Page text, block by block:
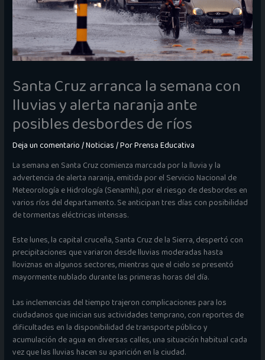
Santa Cruz arranca la semana con
lluvias y alerta naranja ante
posibles desbordes de ríos
Deja un comentario/Noticias/ PorPrensa Educativa
La semana en Santa Cruz comienza marcada por la lluvia y la
advertencia de alerta naranja, emitida por el Servicio Nacional de
Meteorología e Hidrología (Senamhi), por el riesgo de desbordes en
varios ríos del departamento. Se anticipan tres días con posibilidad
de tormentas eléctricas intensas.
Este lunes, la capital cruceña, Santa Cruz de la Sierra, despertó con
precipitaciones que variaron desde lluvias moderadas hasta
lloviznas en algunos sectores, mientras que el cielo se presentó
mayormente nublado durante las primeras horas del día.
Las inclemencias del tiempo trajeron complicaciones para los
ciudadanos que inician sus actividades temprano, con reportes de
dificultades en la disponibilidad de transporte público y
acumulación de agua en diversas calles, una situación habitual cada
vez que las lluvias hacen su aparición en la ciudad.